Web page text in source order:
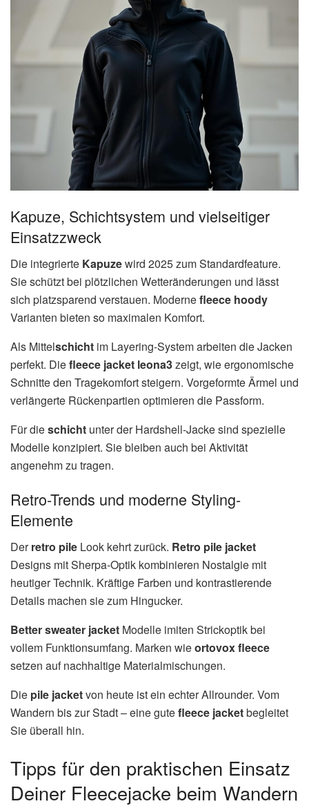
Kapuze, Schichtsystem und vielseitiger
Einsatzzweck
Die integrierte Kapuzewird 2025 zum Standardfeature.
Sie schützt bei plötzlichen Wetteränderungen und lässt
sich platzsparend verstauen. Modernefleece hoody
Varianten bieten so maximalen Komfort.
Als Mittelschicht im Layering-System arbeiten die Jacken
perfekt. Diefleece jacket leona3zeigt, wie ergonomische
Schnitte den Tragekomfort steigern. Vorgeformte Ärmel und
verlängerte Rückenpartien optimieren die Passform.
Für dieschicht unter der Hardshell-Jacke sind spezielle
Modelle konzipiert. Sie bleiben auch bei Aktivität
angenehm zu tragen.
Retro-Trends und moderne Styling-
Elemente
Derretro pile Look kehrt zurück. Retro pile jacket
Designs mit Sherpa-Optik kombinieren Nostalgie mit
heutiger Technik. Kräftige Farben und kontrastierende
Details machen sie zum Hingucker.
Better sweater jacket Modelle imiten Strickoptik bei
vollem Funktionsumfang. Marken wieortovox fleece
setzen auf nachhaltige Materialmischungen.
Die pile jacketvon heute ist ein echter Allrounder. Vom
Wandern bis zur Stadt – eine gutefleece jacketbegleitet
Sie überall hin.
Tipps für den praktischen Einsatz
Deiner Fleecejacke beim Wandern